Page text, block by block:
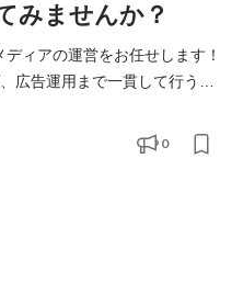
みませんか？
広告運用まで一貫して行う、
力を伝えるためのコピーライ
0